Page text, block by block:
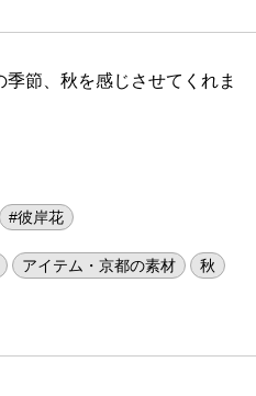
節、秋を感じさせてくれま
#彼岸花
アイテム・京都の素材
秋